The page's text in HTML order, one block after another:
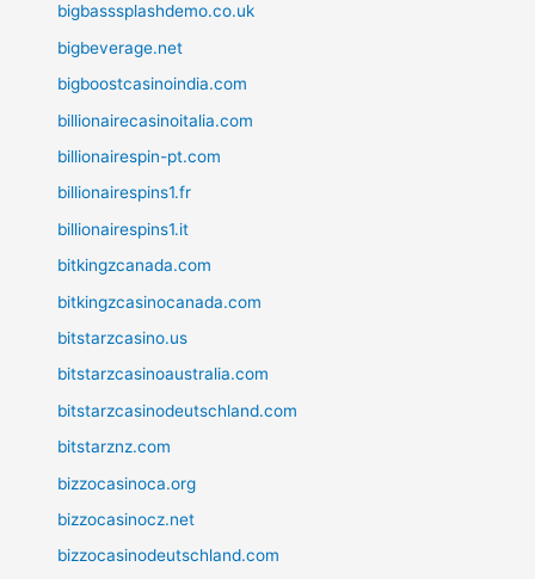
bigbasssplashdemo.co.uk
bigbeverage.net
bigboostcasinoindia.com
billionairecasinoitalia.com
billionairespin-pt.com
billionairespins1.fr
billionairespins1.it
bitkingzcanada.com
bitkingzcasinocanada.com
bitstarzcasino.us
bitstarzcasinoaustralia.com
bitstarzcasinodeutschland.com
bitstarznz.com
bizzocasinoca.org
bizzocasinocz.net
bizzocasinodeutschland.com